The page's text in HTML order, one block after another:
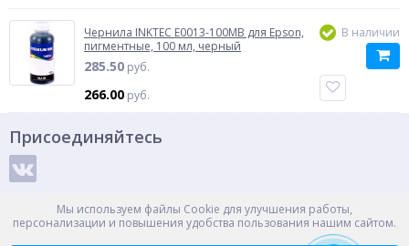
Чернила INKTEC E0013-100MB для Epson,
пигментные, 100 мл, черный
285.50 руб.
266.00 руб.
В наличии
Мы используем файлы Cookie для улучшения работы,
персонализации и повышения удобства пользования нашим сайтом.
Присоединяйтесь
Способы оплаты